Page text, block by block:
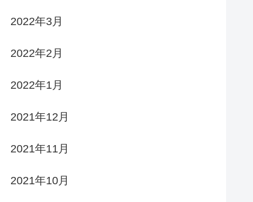
2022年3月
2022年2月
2022年1月
2021年12月
2021年11月
2021年10月